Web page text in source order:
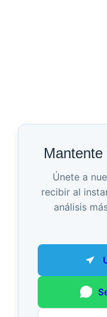
Únete a
recibir al
análisis